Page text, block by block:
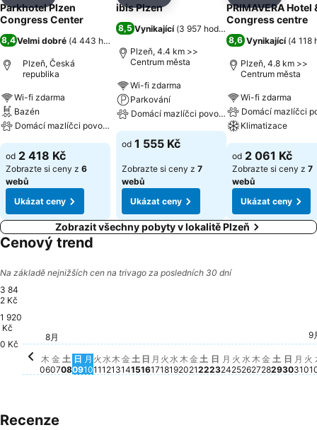
Parkhotel Plzen
Congress Center
8,4Velmi dobré (4 443 hodnocení
Plzeň, Česká
republika
Wi-fi zdarma
Bazén
Domácí mazlíčci povoleni
od 2 418 Kč
Zobrazte si ceny z 6
webů
Ukázat ceny
ibis Plzen
8,5 Vynikající (3 957 hodnocení )
Plzeň, 4.4 km >>
Centrum města
Wi-fi zdarma
Parkování
Domácí mazlíčci povoleni
od 1 555 Kč
Zobrazte si ceny z 7
webů
Ukázat ceny
PRIMAVERA Hotel
Congress centre
8,6 Vynikající (4 118
Plzeň, 4.8 km >>
Centrum města
Wi-fi zdarma
Domácí mazlíčci
Klimatizace
od 2 061 Kč
Zobrazte si ceny z 7
webů
Ukázat ceny
Zobrazit všechny pobyty v lokalitě Plzeň
Cenový trend
Na základě nejnižších cen na trivago za posledních 30 dní
3 84
2 Kč
1 920
Kč
0 Kč
木, 8月 06
2 466 Kč
8月
木
06
金, 8月 07
2 702 Kč
金
07
土
08
日, 8月 09
1 983 Kč
日
09
月, 8月 10
2 337 Kč
月
10
火
11
水, 8月 12
2 270 Kč
水
12
木
13
金
14
土
15
日, 8月 16
2 184 Kč
日
16
月
17
火
18
水
19
木
20
金
21
土
22
日, 8月 23
2 178 Kč
日
23
月
24
火
25
水
26
木
27
金, 8月
2 904 Kč
金
28
土, 8
2 897
土
29
日, 8
2
日
30
2
月
31
9
火
01
Recenze